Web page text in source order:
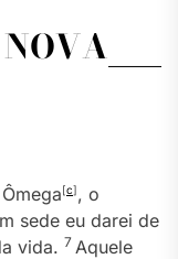
[c], o
sede eu darei de
vida. 7 Aquele